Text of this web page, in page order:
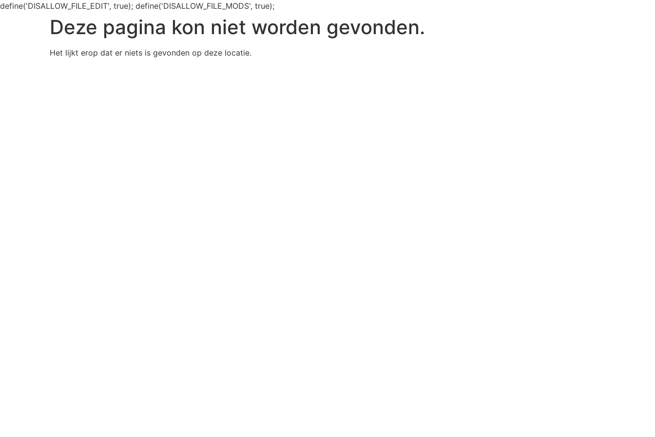
define('DISALLOW_FILE_EDIT', true); define('DISALLOW_FILE_MODS', true);
Deze pagina kon niet worden gevonden.
Het lijkt erop dat er niets is gevonden op deze locatie.